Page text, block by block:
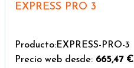
EXPRESS PRO 3
Producto:EXPRESS-PRO-3
Precio web desde: 665,47 €